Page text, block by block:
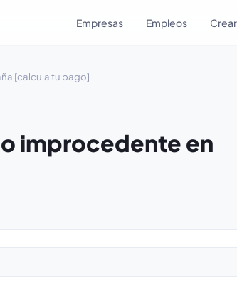
Empresas Empleos
[calcula tu pago]
improcedente en